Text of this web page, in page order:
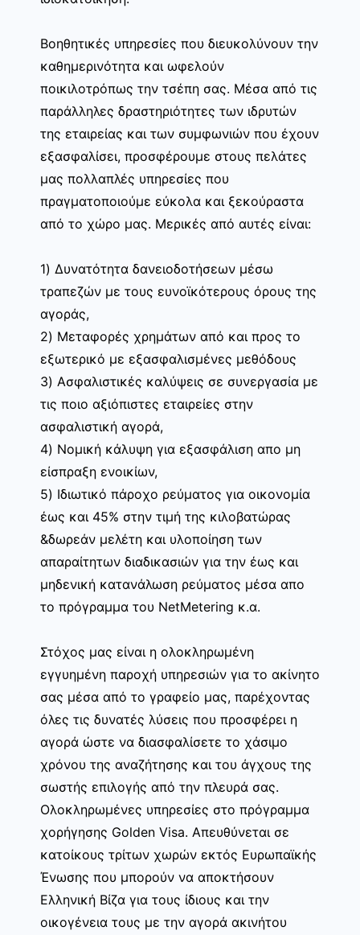
Βοηθητικές υπηρεσίες που διευκολύνουν την
καθημερινότητα και ωφελούν
ποικιλοτρόπως την τσέπη σας. Μέσα από τις
παράλληλες δραστηριότητες των ιδρυτών
της εταιρείας και των συμφωνιών που έχουν
εξασφαλίσει, προσφέρουμε στους πελάτες
μας πολλαπλές υπηρεσίες που
πραγματοποιούμε εύκολα και ξεκούραστα
από το χώρο μας. Μερικές από αυτές είναι:
1) Δυνατότητα δανειοδοτήσεων μέσω
τραπεζών με τους ευνοϊκότερους όρους της
αγοράς,
2) Μεταφορές χρημάτων από και προς το
εξωτερικό με εξασφαλισμένες μεθόδους
3) Ασφαλιστικές καλύψεις σε συνεργασία με
τις ποιο αξιόπιστες εταιρείες στην
ασφαλιστική αγορά,
4) Νομική κάλυψη για εξασφάλιση απο μη
είσπραξη ενοικίων,
5) Ιδιωτικό πάροχο ρεύματος για οικονομία
έως και 45% στην τιμή της κιλοβατώρας
&δωρεάν μελέτη και υλοποίηση των
απαραίτητων διαδικασιών για την έως και
μηδενική κατανάλωση ρεύματος μέσα απο
το πρόγραμμα του NetMetering κ.α.
Στόχος μας είναι η ολοκληρωμένη
εγγυημένη παροχή υπηρεσιών για το ακίνητο
σας μέσα από το γραφείο μας, παρέχοντας
όλες τις δυνατές λύσεις που προσφέρει η
αγορά ώστε να διασφαλίσετε το χάσιμο
χρόνου της αναζήτησης και του άγχους της
σωστής επιλογής από την πλευρά σας.
Ολοκληρωμένες υπηρεσίες στο πρόγραμμα
χορήγησης Golden Visa. Απευθύνεται σε
κατοίκους τρίτων χωρών εκτός Ευρωπαϊκής
Ένωσης που μπορούν να αποκτήσουν
Ελληνική Βίζα για τους ίδιους και την
οικογένεια τους με την αγορά ακινήτου